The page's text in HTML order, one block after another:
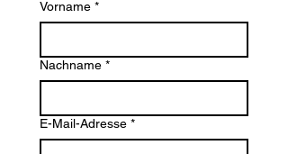
Vorname *
Nachname *
E-Mail-Adresse *